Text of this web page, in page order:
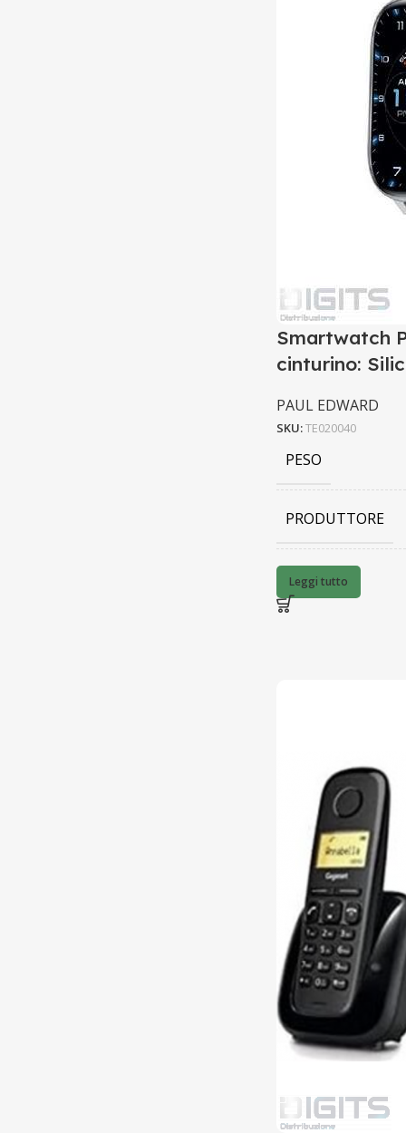
Smartwatch
cinturino:
PAUL EDWARD
SKU:TE020040
PESO
PRODUTTORE
BARCODE
Leggi tutto